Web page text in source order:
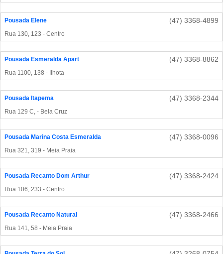
Pousada Elene (47) 3368-4899
Rua 130, 123 - Centro
Pousada Esmeralda Apart (47) 3368-8862
Rua 1100, 138 - Ilhota
Pousada Itapema (47) 3368-2344
Rua 129 C, - Bela Cruz
Pousada Marina Costa Esmeralda (47) 3368-0096
Rua 321, 319 - Meia Praia
Pousada Recanto Dom Arthur (47) 3368-2424
Rua 106, 233 - Centro
Pousada Recanto Natural (47) 3368-2466
Rua 141, 58 - Meia Praia